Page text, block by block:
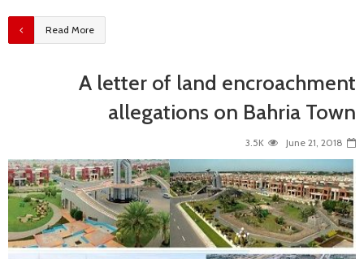
Read More
A letter of land encroachment
allegations on Bahria Town
June 21, 2018
3.5K